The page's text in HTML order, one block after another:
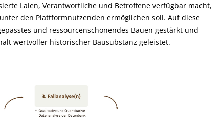
Laien, Verantwortliche und Betroffene verfügbar macht,
den Plattformnutzenden ermöglichen soll. Auf diese
und ressourcenschonendes Bauen gestärkt und
wertvoller historischer Bausubstanz geleistet.